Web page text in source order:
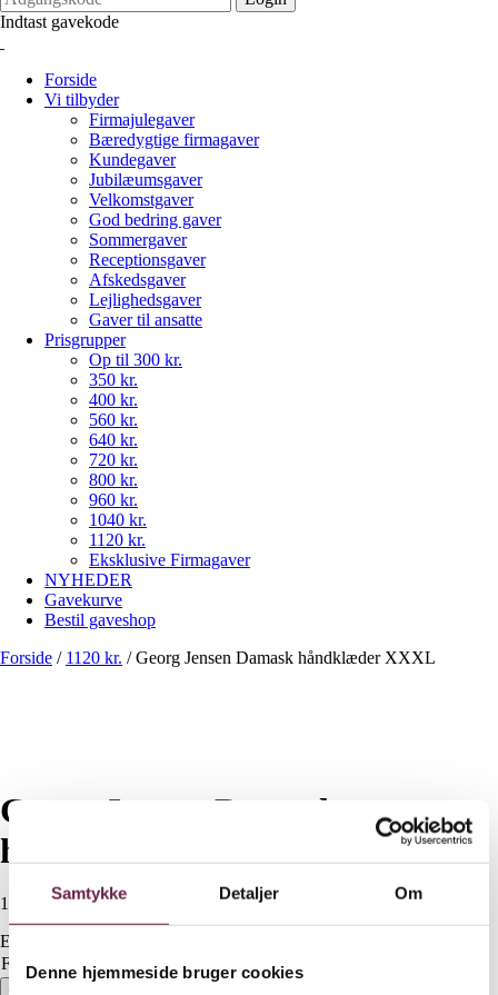
Samtykke Detaljer Om
Denne hjemmeside bruger cookies
Indtast gavekode
Forside
Vi tilbyder
Firmajulegaver
Bæredygtige firmagaver
Kundegaver
Jubilæumsgaver
Velkomstgaver
God bedring gaver
Sommergaver
Receptionsgaver
Afskedsgaver
Lejlighedsgaver
Gaver til ansatte
Prisgrupper
Op til 300 kr.
350 kr.
400 kr.
560 kr.
640 kr.
720 kr.
800 kr.
960 kr.
1040 kr.
1120 kr.
Eksklusive Firmagaver
NYHEDER
Gavekurve
Bestil gaveshop
Forside / 1120 kr. /Georg Jensen Damask håndklæder XXXL
Georg Jensen Damask
håndklæder XXXL
1.120,00DKK
Ekskl. moms
Farve